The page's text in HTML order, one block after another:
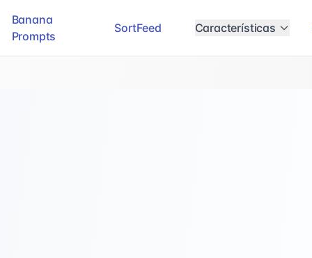
Banana
Prompts
SortFeed Características